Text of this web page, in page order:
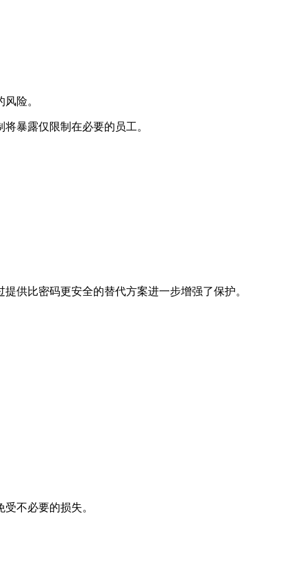
险。
暴露仅限制在必要的员工。
供比密码更安全的替代方案进一步增强了保护。
不必要的损失。